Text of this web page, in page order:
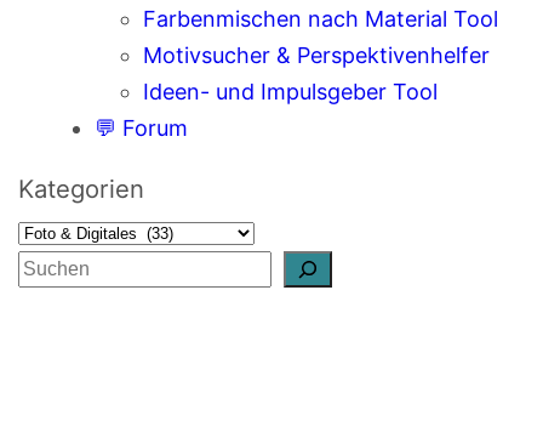
Farbenmischen nach Material Tool
Motivsucher & Perspektivenhelfer
Ideen- und Impulsgeber Tool
💬 Forum
Kategorien
S